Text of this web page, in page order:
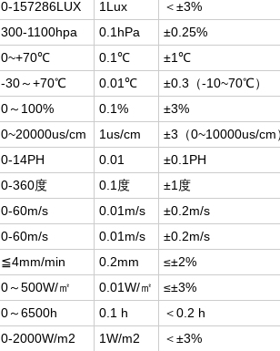
0-157286LUX 1Lux
＜±3%
300-1100hpa 0.1hPa
±0.25%
0~+70℃ 0.1℃
±1℃
-30～+70℃ 0.01℃
±0.3（-10~70℃）
0～100% 0.1%
±3%
0~20000us/cm 1us/cm
±3（0~10000us/cm
0-14PH 0.01
±0.1PH
0-360度 0.1度
±1度
0-60m/s 0.01m/s
±0.2m/s
0-60m/s 0.01m/s
±0.2m/s
≦4mm/min 0.2mm
≤±2%
0～500W/㎡ 0.01W/㎡
≤±3%
0～6500h 0.1 h
＜0.2 h
0-2000W/m2 1W/m2
＜±3%